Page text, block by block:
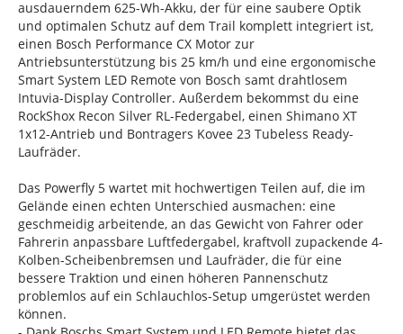
ausdauerndem 625-Wh-Akku, der für eine saubere Optik
und optimalen Schutz auf dem Trail komplett integriert ist,
einen Bosch Performance CX Motor zur
Antriebsunterstützung bis 25 km/h und eine ergonomische
Smart System LED Remote von Bosch samt drahtlosem
Intuvia-Display Controller. Außerdem bekommst du eine
RockShox Recon Silver RL-Federgabel, einen Shimano XT
1x12-Antrieb und Bontragers Kovee 23 Tubeless Ready-
Laufräder.
Das Powerfly 5 wartet mit hochwertigen Teilen auf, die im
Gelände einen echten Unterschied ausmachen: eine
geschmeidig arbeitende, an das Gewicht von Fahrer oder
Fahrerin anpassbare Luftfedergabel, kraftvoll zupackende 4-
Kolben-Scheibenbremsen und Laufräder, die für eine
bessere Traktion und einen höheren Pannenschutz
problemlos auf ein Schlauchlos-Setup umgerüstet werden
können.